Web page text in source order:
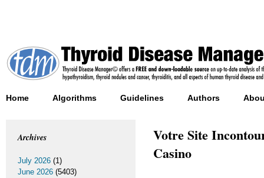
Home Algorithms Guidelines Authors
Votre Site
Casino
Archives
July 2026 (1)
June 2026 (5403)